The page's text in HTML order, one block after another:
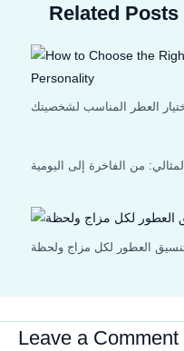
Related Posts
العطر المناسب لشخصيتك
من الفاخرة إلى اليومية
العطور لكل مزاج ولحظة
Leave a Comment